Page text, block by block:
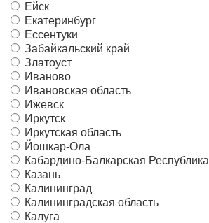
Ейск
Екатеринбург
Ессентуки
Забайкальский край
Златоуст
Иваново
Ивановская область
Ижевск
Иркутск
Иркутская область
Йошкар-Ола
Кабардино-Балкарская Республика
Казань
Калининград
Калининградская область
Калуга